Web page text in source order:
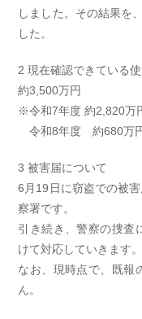
しました。その結果を
した。
2 現在確認できている
約3,500万円
※令和7年度 約2,820万
※令和8年度 約680万
3 被害届について
6月19日に窃盗での被
察署です。
引き続き、警察の捜査
けて対応していきます。
なお、現時点で、既報
ん。